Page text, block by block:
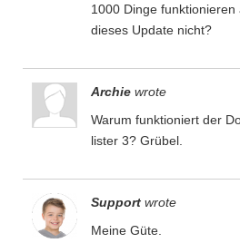
1000 Dinge
dieses Update nicht?
Archie wrote
Warum funktioniert der
lister 3? Grübel.
Support wrote
Meine Güte.